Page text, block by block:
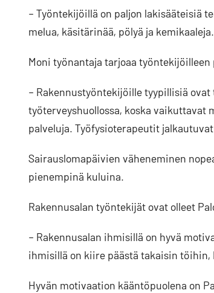
– Työntekijöillä on paljon lakisääteisiä
melua, käsitärinää, pölyä ja kemikaaleja.
Moni työnantaja tarjoaa
– Rakennustyöntekijöille tyypillisiä
työterveyshuollossa, koska
palveluja. Työfysioterapeutit
Sairauslomapäivien väheneminen
pienempinä kuluina.
Rakennusalan työntekijät ovat olleet
– Rakennusalan ihmisillä on hyvä
ihmisillä on kiire päästä takaisin töihin,
Hyvän motivaation kääntöpuolena on